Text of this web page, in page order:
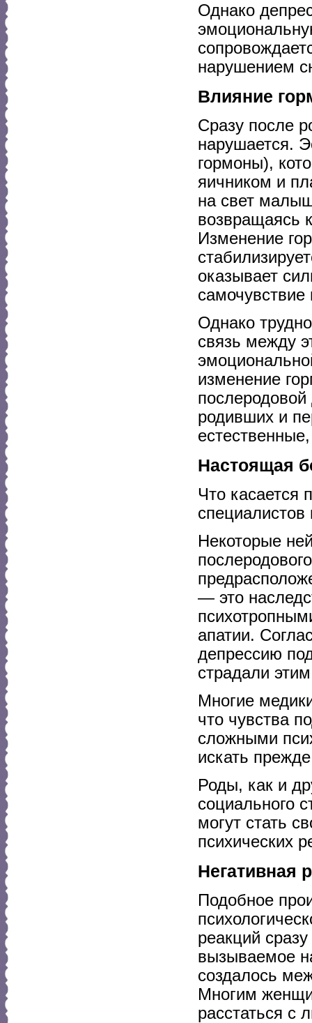
Однако
нарушением
Влияние
Сразу после
нарушается.
гормоны),
яичником и
на свет
возвращаясь
Изменение
оказывает
Однако
связь между
изменение
родивших и
Настоящая
Что касается
специалистов
Некоторые
— это
апатии.
депрессию
страдали
Многие
что чувства
сложными
искать
Роды, как и
социального
могут стать
психических
Негативная
Подобное
реакций
вызываемое
создалось
Многим
расстаться